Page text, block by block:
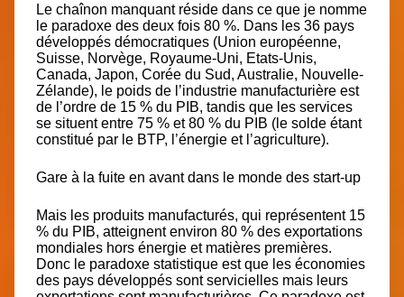
Le chaînon manquant réside dans ce que je nomme
le paradoxe des deux fois 80 %. Dans les 36 pays
développés démocratiques (Union européenne,
Suisse, Norvège, Royaume-Uni, Etats-Unis,
Canada, Japon, Corée du Sud, Australie, Nouvelle-
Zélande), le poids de l’industrie manufacturière est
de l’ordre de 15 % du PIB, tandis que les services
se situent entre 75 % et 80 % du PIB (le solde étant
constitué par le BTP, l’énergie et l’agriculture).
Gare à la fuite en avant dans le monde des start-up
Mais les produits manufacturés, qui représentent 15
% du PIB, atteignent environ 80 % des exportations
mondiales hors énergie et matières premières.
Donc le paradoxe statistique est que les économies
des pays développés sont servicielles mais leurs